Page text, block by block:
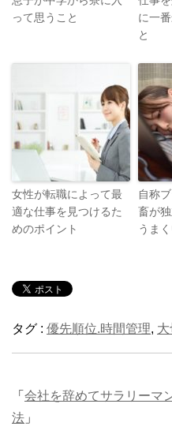
って思うこと
に一
と
女性が転職によって最
適な仕事を見つけるた
めのポイント
自称
畜が
うま
タグ : 優先順位.時間管理,
「 会社を辞めてサラリーマ
法 」